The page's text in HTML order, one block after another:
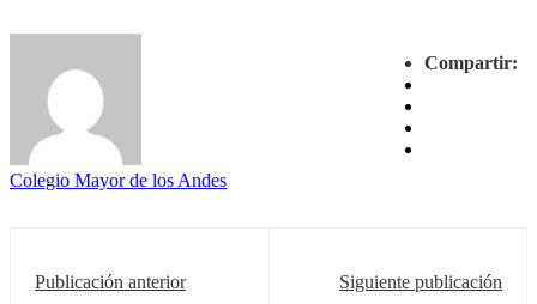
Compartir:
Colegio Mayor de los Andes
Publicación anterior Siguiente publicación